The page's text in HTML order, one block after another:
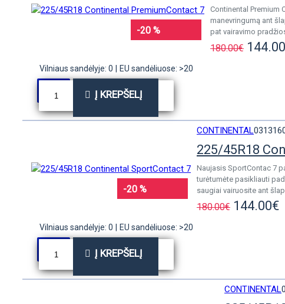
-20 %
Continental Premium
manevringumą ant
pat vairavimo
180.00€
Vilniaus sandėlyje: 0 EU sandėliuose: >20
Į KREPŠELĮ
-20 %
CONTINENTAL
225/45R18
Naujasis SportContac 7
turėtumėte pasikliauti
saugiai vairuosite ant
180.00€ 144.00€
Vilniaus sandėlyje: 0 EU sandėliuose: >20
Į KREPŠELĮ
CONTINENTAL